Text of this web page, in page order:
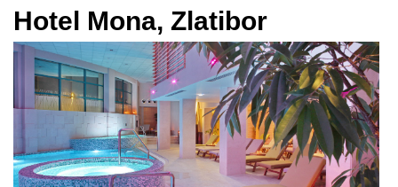
Hotel Mona, Zlatibor